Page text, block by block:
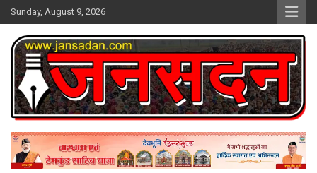
Skip
to
content
Sunday, August 9, 2026
Jan Sadan